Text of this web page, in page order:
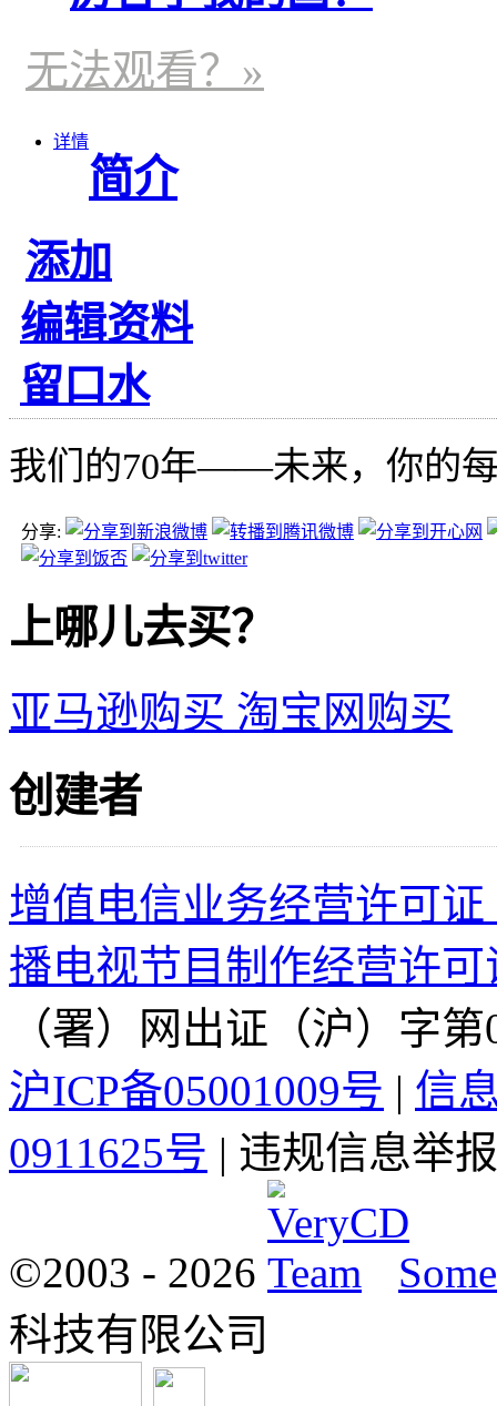
无法观看？»
详情
简介
添加
编辑资料
留口水
我们的70年——未来，你的
分享:
上哪儿去买？
亚马逊购买 淘宝网购买
创建者
增值电信业务经营许可证
播电视节目制作经营许
（署）网出证（沪）字第
沪ICP备05001009号 | 信
0911625号 | 违规信息举
©2003 - 2026
科技有限公司